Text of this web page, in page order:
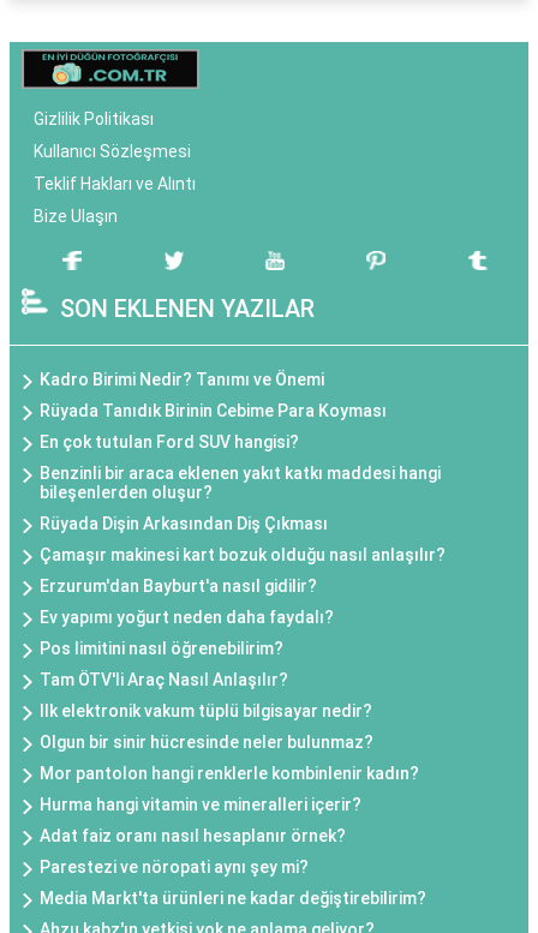
Gizlilik Politikası
Kullanıcı Sözleşmesi
Teklif Hakları ve Alıntı
Bize Ulaşın
SON EKLENEN YAZILAR
Kadro Birimi Nedir? Tanımı ve Önemi
Rüyada Tanıdık Birinin Cebime Para Koyması
En çok tutulan Ford SUV hangisi?
Benzinli bir araca eklenen yakıt katkı maddesi hangi
bileşenlerden oluşur?
Rüyada Dişin Arkasından Diş Çıkması
Çamaşır makinesi kart bozuk olduğu nasıl anlaşılır?
Erzurum'dan Bayburt'a nasıl gidilir?
Ev yapımı yoğurt neden daha faydalı?
Pos limitini nasıl öğrenebilirim?
Tam ÖTV'li Araç Nasıl Anlaşılır?
Ilk elektronik vakum tüplü bilgisayar nedir?
Olgun bir sinir hücresinde neler bulunmaz?
Mor pantolon hangi renklerle kombinlenir kadın?
Hurma hangi vitamin ve mineralleri içerir?
Adat faiz oranı nasıl hesaplanır örnek?
Parestezi ve nöropati aynı şey mi?
Media Markt'ta ürünleri ne kadar değiştirebilirim?